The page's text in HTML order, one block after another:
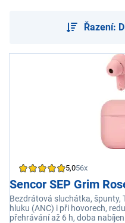
Řazení:
5,056x
Sencor SEP Grim
Bezdrátová sluchátka, špunty,
hluku (ANC) i při hovorech,
přehrávání až 6 h, doba